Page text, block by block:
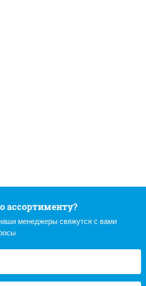
ассортименту?
менеджеры свяжутся с вами